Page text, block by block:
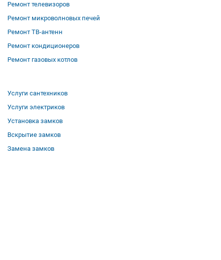
Ремонт телевизоров
Ремонт микроволновых печей
Ремонт ТВ-антенн
Ремонт кондиционеров
Ремонт газовых котлов
Услуги сантехников
Услуги электриков
Установка замков
Вскрытие замков
Замена замков